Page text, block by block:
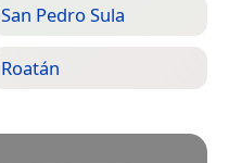
San Pedro Sula
Roatán